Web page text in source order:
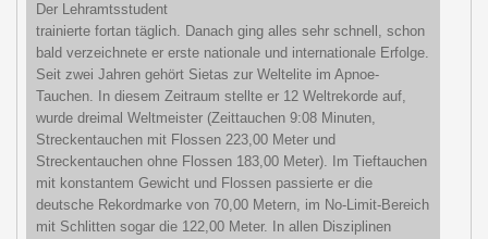
Der Lehramtsstudent
trainierte fortan täglich. Danach ging alles sehr schnell, schon
bald verzeichnete er erste nationale und internationale Erfolge.
Seit zwei Jahren gehört Sietas zur Weltelite im Apnoe-
Tauchen. In diesem Zeitraum stellte er 12 Weltrekorde auf,
wurde dreimal Weltmeister (Zeittauchen 9:08 Minuten,
Streckentauchen mit Flossen 223,00 Meter und
Streckentauchen ohne Flossen 183,00 Meter). Im Tieftauchen
mit konstantem Gewicht und Flossen passierte er die
deutsche Rekordmarke von 70,00 Metern, im No-Limit-Bereich
mit Schlitten sogar die 122,00 Meter. In allen Disziplinen